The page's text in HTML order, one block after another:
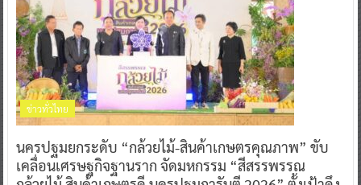
ข่าวทั่วไทย
นครปฐมยกระดับ “กล้วยไม้-สินค้าเกษตรคุณภาพ” ขับ
เคลื่อนเศรษฐกิจฐานราก จัดมหกรรม “สีสรรพรรณ